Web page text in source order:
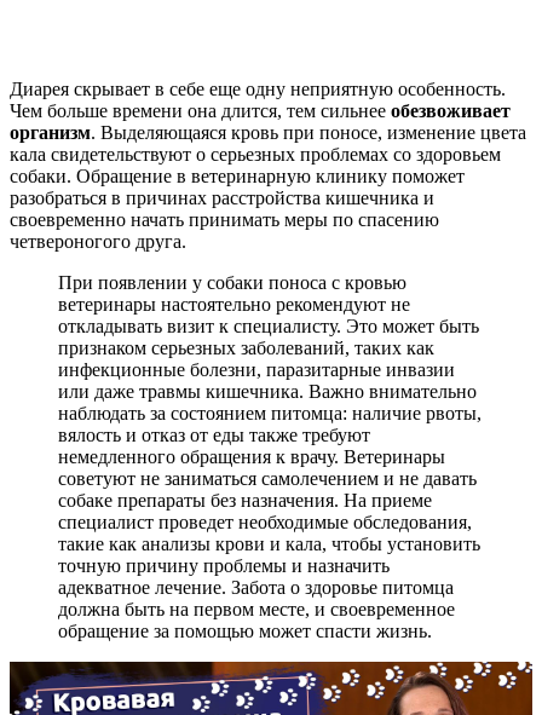
Диарея скрывает в себе еще одну неприятную особенность.
Чем больше времени она длится, тем сильнее обезвоживает
организм. Выделяющаяся кровь при поносе, изменение цвета
кала свидетельствуют о серьезных проблемах со здоровьем
собаки. Обращение в ветеринарную клинику поможет
разобраться в причинах расстройства кишечника и
своевременно начать принимать меры по спасению
четвероногого друга.
При появлении у собаки поноса с кровью
ветеринары настоятельно рекомендуют не
откладывать визит к специалисту. Это может быть
признаком серьезных заболеваний, таких как
инфекционные болезни, паразитарные инвазии
или даже травмы кишечника. Важно внимательно
наблюдать за состоянием питомца: наличие рвоты,
вялость и отказ от еды также требуют
немедленного обращения к врачу. Ветеринары
советуют не заниматься самолечением и не давать
собаке препараты без назначения. На приеме
специалист проведет необходимые обследования,
такие как анализы крови и кала, чтобы установить
точную причину проблемы и назначить
адекватное лечение. Забота о здоровье питомца
должна быть на первом месте, и своевременное
обращение за помощью может спасти жизнь.